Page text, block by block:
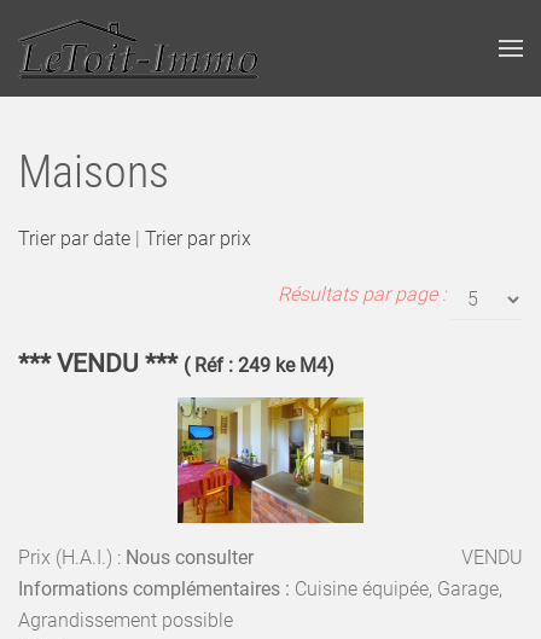
Maisons
Trier par date | Trier par prix
Résultats par page :
*** VENDU *** ( Réf : 249 ke M4)
VENDU
Prix (H.A.I.) : Nous consulter
Informations complémentaires : Cuisine équipée, Garage,
Agrandissement possible